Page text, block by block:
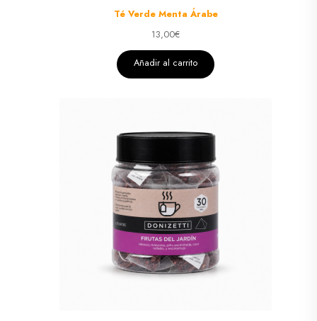
Té Verde Menta Árabe
13,00€
Añadir al carrito